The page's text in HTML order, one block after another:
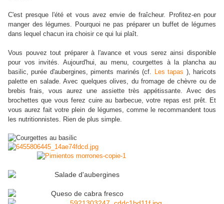
C'est presque l'été et vous avez envie de fraîcheur. Profitez-en pour
manger des légumes. Pourquoi ne pas préparer un buffet de légumes
dans lequel chacun ira choisir ce qui lui plaît.
Vous pouvez tout préparer à l'avance et vous serez ainsi disponible
pour vos invités. Aujourd'hui, au menu, courgettes à la plancha au
basilic, purée d'aubergines, piments marinés (cf. Les tapas ), haricots
palette en salade. Avec quelques olives, du fromage de chèvre ou de
brebis frais, vous aurez une assiette très appétissante. Avec des
brochettes que vous ferez cuire au barbecue, votre repas est prêt. Et
vous aurez fait votre plein de légumes, comme le recommandent tous
les nutritionnistes. Rien de plus simple.